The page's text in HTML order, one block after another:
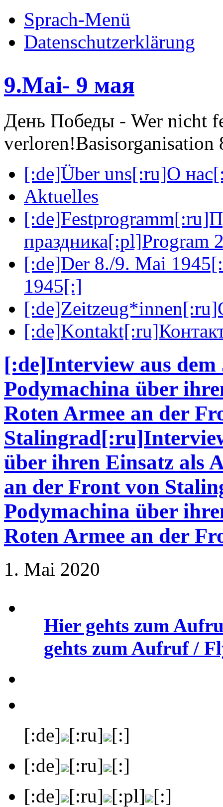
Sprach-Menü
Datenschutzerklärung
9.Mai- 9 мая
День Победы - Wer nicht
verloren!
[:de]Über uns[:ru]О
Aktuelles
праздника[:pl]Program
[:de]Der 8./9. Mai
1945[:]
[:de]Interview aus
Podymachina über
Roten Armee an der
über ihren Einsatz als
an der Front von
Podymachina über
Roten Armee an der
1. Mai 2020
Hier gehts zum
gehts zum Aufruf /
[:de] [:ru] [:]
[:de] [:ru] [:]
[:de] [:ru] [:pl] [:]